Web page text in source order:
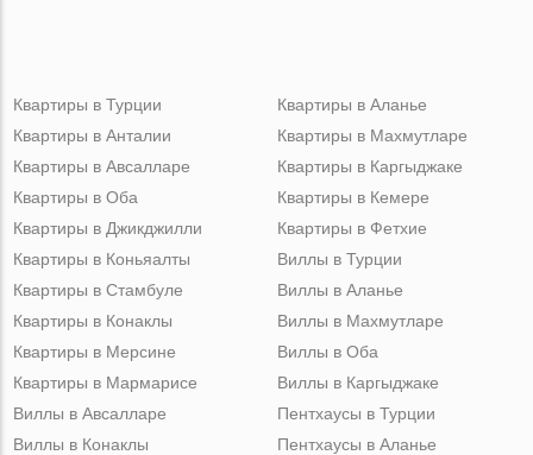
Квартиры в Турции
Квартиры в Анталии
Квартиры в Авсалларе
Квартиры в Оба
Квартиры в Джикджилли
Квартиры в Аланье
Квартиры в Махмутларе
Квартиры в Каргыджаке
Квартиры в Кемере
Квартиры в Фетхие
Квартиры в Коньяалты
Квартиры в Стамбуле
Квартиры в Конаклы
Квартиры в Мерсине
Квартиры в Мармарисе
Виллы в Турции
Виллы в Аланье
Виллы в Махмутларе
Виллы в Оба
Виллы в Каргыджаке
Виллы в Авсалларе
Виллы в Конаклы
Пентхаусы в Турции
Пентхаусы в Аланье